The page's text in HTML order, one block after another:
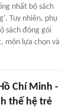
nhất bộ sách
Tuy nhiên, phụ
sách đóng gói
môn lựa chọn và
Chí Minh -
thế hệ trẻ